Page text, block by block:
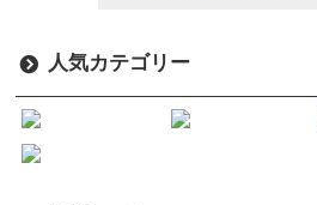
人気カテゴリー